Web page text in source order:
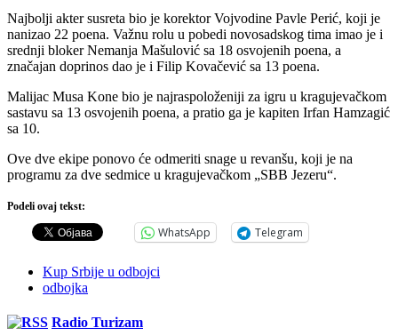
Najbolji akter susreta bio je korektor Vojvodine Pavle Perić, koji je
nanizao 22 poena. Važnu rolu u pobedi novosadskog tima imao je i
srednji bloker Nemanja Mašulović sa 18 osvojenih poena, a
značajan doprinos dao je i Filip Kovačević sa 13 poena.
Malijac Musa Kone bio je najraspoloženiji za igru u kragujevačkom
sastavu sa 13 osvojenih poena, a pratio ga je kapiten Irfan Hamzagić
sa 10.
Ove dve ekipe ponovo će odmeriti snage u revanšu, koji je na
programu za dve sedmice u kragujevačkom „SBB Jezeru“.
Podeli ovaj tekst:
WhatsApp Telegram
Kup Srbije u odbojci
odbojka
Radio Turizam